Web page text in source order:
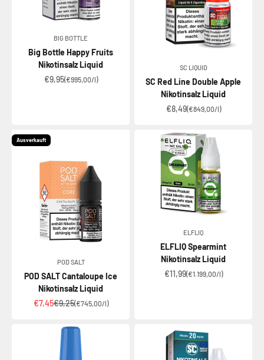
BIG BOTTLE
Big Bottle Happy Fruits
Nikotinsalz Liquid
Angebot
€9,95(€995,00/l)
SC LIQUID
SC Red Line Double Apple
Nikotinsalz Liquid
Angebot
€8,49(€849,00/l)
Ausverkauft
POD SALT
POD SALT Cantaloupe Ice
Nikotinsalz Liquid
Angebot
€7,45Regulärer Preis
€9,25(€745,00/l)
ELFLIQ
ELFLIQ Spearmint
Nikotinsalz Liquid
Angebot
€11,99(€1.199,00/l)